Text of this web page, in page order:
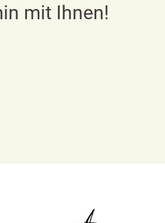
mit Ihnen!